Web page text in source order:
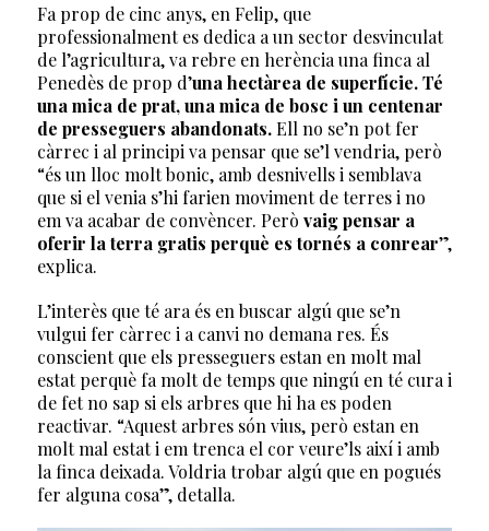
Fa prop de cinc anys, en Felip, que
professionalment es dedica a un sector desvinculat
de l’agricultura, va rebre en herència una finca al
Penedès de prop d’una hectàrea de superfície. Té
una mica de prat, una mica de bosc i un centenar
de presseguers abandonats.Ell no se’n pot fer
càrrec i al principi va pensar que se’l vendria, però
“és un lloc molt bonic, amb desnivells i semblava
que si el venia s’hi farien moviment de terres i no
em va acabar de convèncer. Però vaig pensar a
oferir la terra gratis perquè es tornés a conrear”,
explica.
L’interès que té ara és en buscar algú que se’n
vulgui fer càrrec i a canvi no demana res. És
conscient que els presseguers estan en molt mal
estat perquè fa molt de temps que ningú en té cura i
de fet no sap si els arbres que hi ha es poden
reactivar. “Aquest arbres són vius, però estan en
molt mal estat i em trenca el cor veure’ls així i amb
la finca deixada. Voldria trobar algú que en pogués
fer alguna cosa”, detalla.